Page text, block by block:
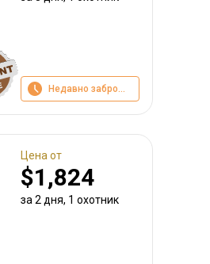
Недавно забронировано
Цена от
$1,824
за 2 дня, 1 охотник